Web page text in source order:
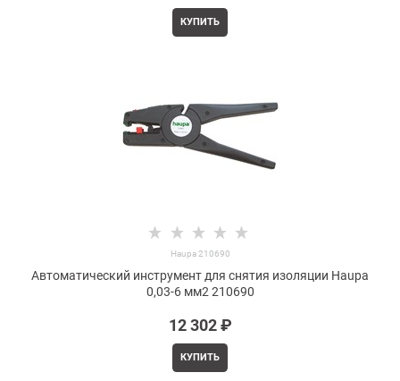
КУПИТЬ
Haupa 210690
Автоматический инструмент для снятия изоляции Haupa
0,03-6 мм2 210690
12 302 ₽
КУПИТЬ